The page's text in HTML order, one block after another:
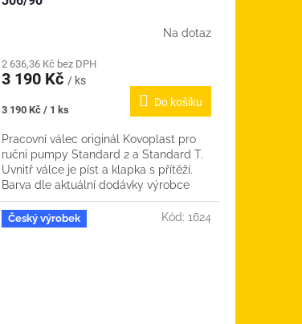
Na dotaz
2 636,36 Kč bez DPH
3 190 Kč / ks
Měrná
3 190 Kč / 1 ks
Do košíku
Pracovní válec originál Kovoplast pro
ruční pumpy Standard 2 a Standard T.
Uvnitř válce je píst a klapka s přítěží.
Barva dle aktuální dodávky výrobce
(zelená, černá).
Český výrobek Kód: 1624